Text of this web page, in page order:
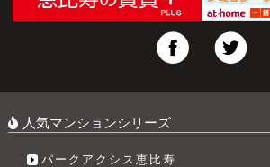
人気マンションシリーズ
パークアクシス恵比寿